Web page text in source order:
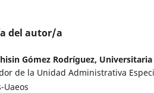
del autor/a
Gómez Rodríguez,
de la Unidad Administrativa
Uaeos